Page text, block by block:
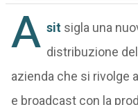
A sitsigla una
distribuzione
azienda che si rivolge
e broadcast con la